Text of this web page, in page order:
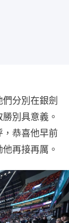
分別在銀劍
別具意義。
恭喜他早前
再接再厲。